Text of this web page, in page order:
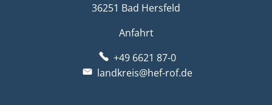
36251 Bad Hersfeld
Anfahrt
+49 6621 87-0
landkreis@hef-rof.de